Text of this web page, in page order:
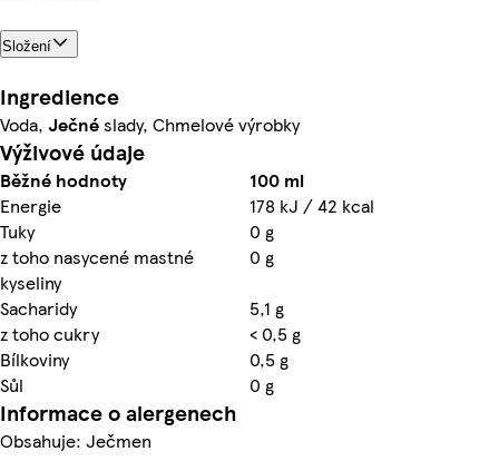
Složení
Ingredience
Voda, Ječnéslady, Chmelové výrobky
Výživové údaje
Běžné hodnoty
100 ml
Energie
178 kJ / 42 kcal
Tuky
0 g
z toho nasycené mastné
kyseliny
0 g
Sacharidy
5,1 g
z toho cukry
< 0,5 g
Bílkoviny
0,5 g
Sůl
0 g
Informace o alergenech
Obsahuje: Ječmen